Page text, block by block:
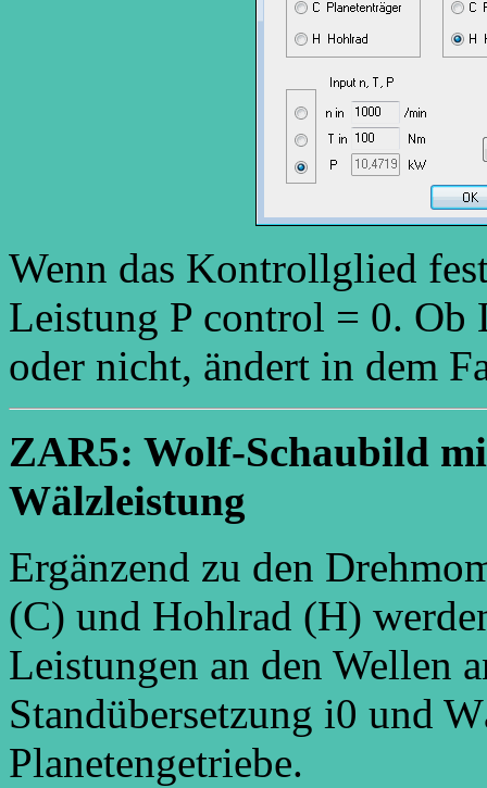
Wenn das Kontrollglied
Leistung P control = 0. Ob
oder nicht, ändert in dem
ZAR5: Wolf-Schaubild
Wälzleistung
Ergänzend zu den
(C) und Hohlrad (H)
Leistungen an den Wellen
Standübersetzung i0 und
Planetengetriebe.